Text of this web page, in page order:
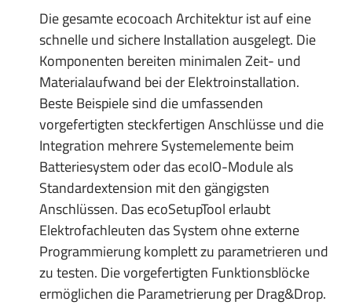
Die gesamte ecocoach Architektur ist auf eine
schnelle und sichere Installation ausgelegt. Die
Komponenten bereiten minimalen Zeit- und
Materialaufwand bei der Elektroinstallation.
Beste Beispiele sind die umfassenden
vorgefertigten steckfertigen Anschlüsse und die
Integration mehrere Systemelemente beim
Batteriesystem oder das ecoIO-Module als
Standardextension mit den gängigsten
Anschlüssen. Das ecoSetupTool erlaubt
Elektrofachleuten das System ohne externe
Programmierung komplett zu parametrieren und
zu testen. Die vorgefertigten Funktionsblöcke
ermöglichen die Parametrierung per Drag&Drop.